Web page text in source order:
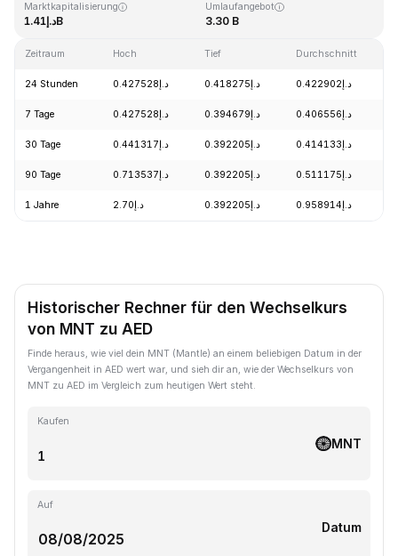
Marktkapitalisierung
د.إ1.41B
Umlaufangebot
3.30 B
Zeitraum Hoch Tief Durchschnitt
24 Stunden د.إ0.427528 د.إ0.418275 د.إ0.422902
7 Tage د.إ0.427528 د.إ0.394679 د.إ0.406556
30 Tage د.إ0.441317 د.إ0.392205 د.إ0.414133
90 Tage د.إ0.713537 د.إ0.392205 د.إ0.511175
1 Jahre د.إ2.70 د.إ0.392205 د.إ0.958914
Historischer Rechner für den Wechselkurs
von MNT zu AED
Finde heraus, wie viel dein MNT (Mantle) an einem beliebigen Datum in der
Vergangenheit in AED wert war, und sieh dir an, wie der Wechselkurs von
MNT zu AED im Vergleich zum heutigen Wert steht.
Kaufen
MNT
Auf
Datum